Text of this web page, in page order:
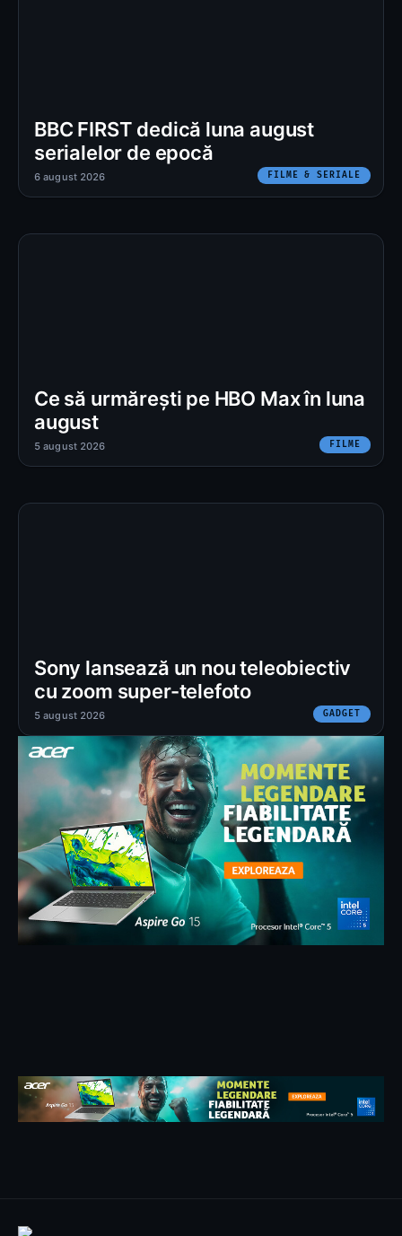
BBC FIRST dedică luna august
serialelor de epocă
FILME & SERIALE
6 august 2026
Ce să urmărești pe HBO Max în luna
august
FILME
5 august 2026
Sony lansează un nou teleobiectiv
cu zoom super-telefoto
GADGET
5 august 2026